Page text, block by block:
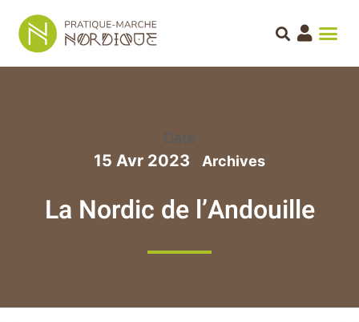
Date
15 Avr 2023
La Nordic de l’Andouille